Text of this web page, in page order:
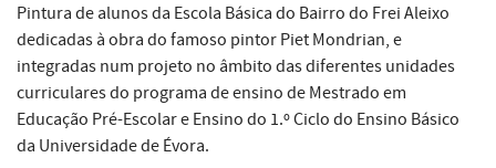
Pintura de alunos da Escola Básica do Bairro do Frei Aleixo
dedicadas à obra do famoso pintor Piet Mondrian, e
integradas num projeto no âmbito das diferentes unidades
curriculares do programa de ensino de Mestrado em
Educação Pré-Escolar e Ensino do 1.º Ciclo do Ensino Básico
da Universidade de Évora.